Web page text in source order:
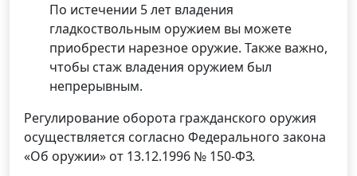
По истечении 5 лет владения
гладкоствольным оружием вы можете
приобрести нарезное оружие. Также важно,
чтобы стаж владения оружием был
непрерывным.
Регулирование оборота гражданского оружия
осуществляется согласно Федерального закона
«Об оружии» от 13.12.1996 № 150-ФЗ.